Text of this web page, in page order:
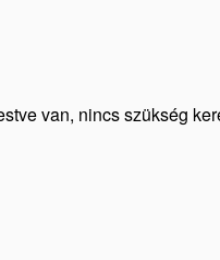
van, nincs szükség